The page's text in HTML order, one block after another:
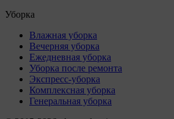
Уборка
Влажная уборка
Вечерняя уборка
Ежедневная уборка
Уборка после ремонта
Экспресс-уборка
Комплексная уборка
Генеральная уборка